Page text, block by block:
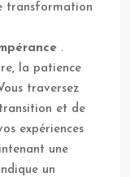
transformation
.
la patience
traversez
et de
expériences
une
un